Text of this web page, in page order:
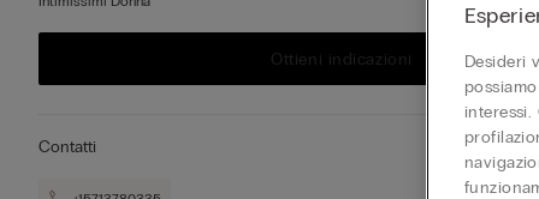
Ottieni indicazioni
Contatti
Desideri
interessi.